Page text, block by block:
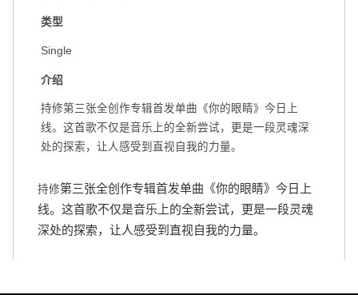
类型
Single
介绍
持修第三张全创作专辑首发单曲《你的眼睛》今日上
线。这首歌不仅是音乐上的全新尝试，更是一段灵魂深
处的探索，让人感受到直视自我的力量。
持修第三张全创作专辑首发单曲《你的眼睛》今日上
线。这首歌不仅是音乐上的全新尝试，更是一段灵魂
深处的探索，让人感受到直视自我的力量。